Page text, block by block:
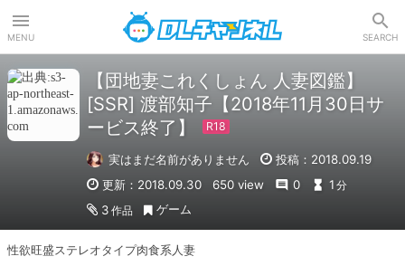
MENU SEARCH
【団地妻これくしょん 人妻図鑑】
[SSR] 渡部知子【2018年11月30日サ
ービス終了】
実はまだ名前がありません
投稿：2018.09.19
更新：2018.09.30
650 view 0 1 分
3 作品 ゲーム
性欲旺盛ステレオタイプ肉食系人妻